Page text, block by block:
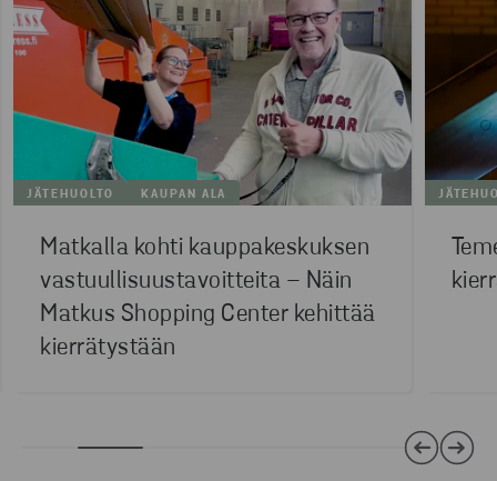
JÄTEHUOLTO KAUPAN ALA
Matkalla kohti kauppakeskuksen
vastuullisuustavoitteita – Näin
Matkus Shopping Center kehittää
kierrätystään